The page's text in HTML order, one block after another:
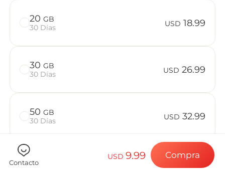
Elija su
Instale su
Disfrute de su
Conexión a
20 GB
30 Días
USD 18.99
30 GB
30 Días
USD 26.99
50 GB
30 Días
USD 32.99
Contacto
USD9.99 Compra